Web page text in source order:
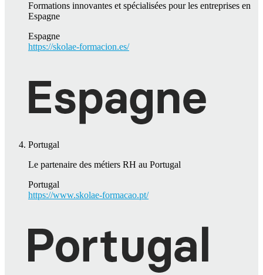
Formations innovantes et spécialisées pour les entreprises en
Espagne
Espagne
https://skolae-formacion.es/
Portugal
Le partenaire des métiers RH au Portugal
Portugal
https://www.skolae-formacao.pt/